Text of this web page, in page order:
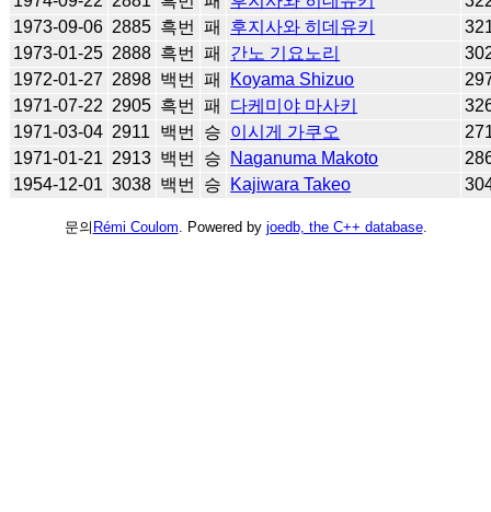
1973-09-06 2885 흑번 패 후지사와 히데유키
1973-01-25 2888 흑번 패 간노 기요노리
1972-01-27 2898 백번 패 Koyama Shizuo
1971-07-22 2905 흑번 패 다케미야 마사키
1971-03-04 2911 백번 승 이시게 가쿠오
1971-01-21 2913 백번 승 Naganuma Makoto
1954-12-01 3038 백번 승 Kajiwara Takeo
문의 Rémi Coulom . Powered by joedb, the C++ database.